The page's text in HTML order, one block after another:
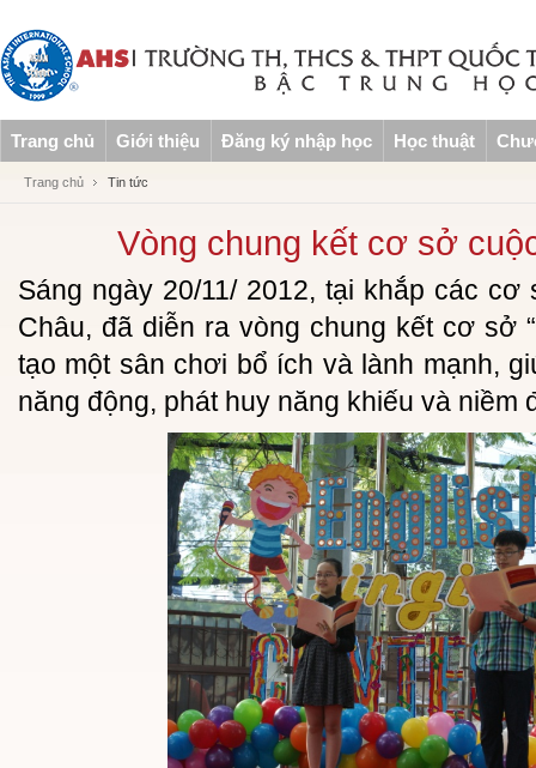
Trang chủ Giới thiệu Đăng ký nhập học Học thuật
Trang chủ Tin tức
Vòng chung kết cơ sở
Sáng ngày 20/11/ 2012, tại khắp các
Châu, đã diễn ra vòng chung kết cơ sở
tạo một sân chơi bổ ích và lành mạnh,
năng động, phát huy năng khiếu và niềm